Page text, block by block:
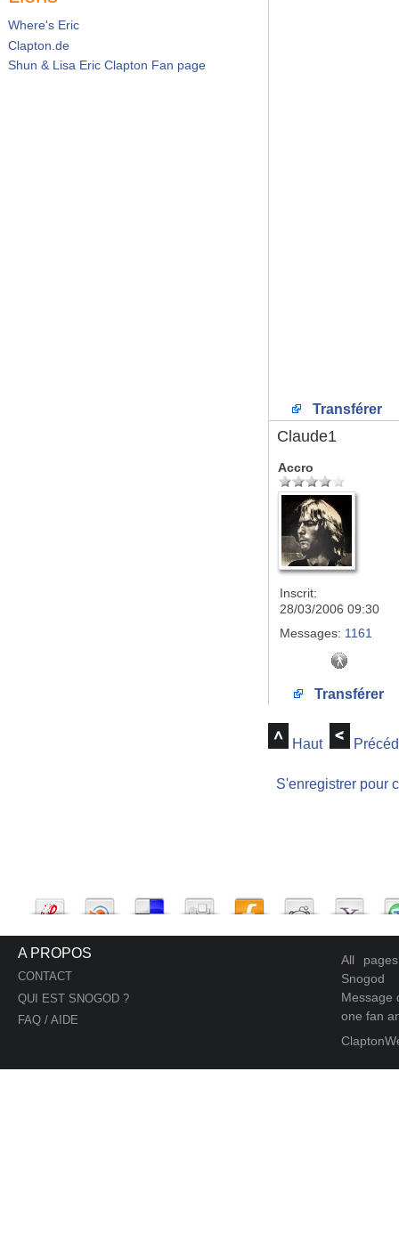
Where's Eric
Clapton.de
Shun & Lisa Eric Clapton Fan page
Transférer
Claude1
Accro
Inscrit:
28/03/2006 09:30
Messages: 1161
Transférer
Haut
S'enregistrer pour
A PROPOS
CONTACT
QUI EST SNOGOD ?
FAQ / AIDE
All
Snogod
Message
one fan